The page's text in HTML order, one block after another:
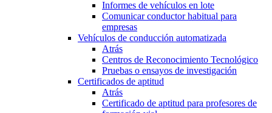
Informes de vehículos en lote
Comunicar conductor habitual para
empresas
Vehículos de conducción automatizada
Atrás
Centros de Reconocimiento Tecnológico
Pruebas o ensayos de investigación
Certificados de aptitud
Atrás
Certificado de aptitud para profesores de